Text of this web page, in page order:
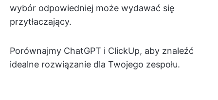
wybór odpowiedniej może wydawać się
przytłaczający.
Porównajmy ChatGPT i ClickUp, aby znaleźć
idealne rozwiązanie dla Twojego zespołu.